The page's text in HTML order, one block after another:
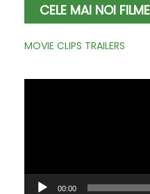
CELE MAI NOI FILME
MOVIE CLIPS TRAILERS
00:00